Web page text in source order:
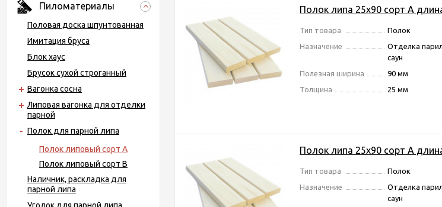
Пиломатериалы
Половая доска шпунтованная
Имитация бруса
Блок хаус
Брусок сухой строганный
Вагонка сосна
Липовая вагонка для отделки
парной
Полок для парной липа
Полок липовый сорт А
Полок липовый сорт В
Наличник, раскладка для
парной липа
Полок липа 25х90 сорт А
Тип товара
Полок
Назначение
Отделка
саун
Полезная ширина
90 мм
Толщина
25 мм
Полок липа 25х90 сорт А
Тип товара
Полок
Назначение
Отделка
саун